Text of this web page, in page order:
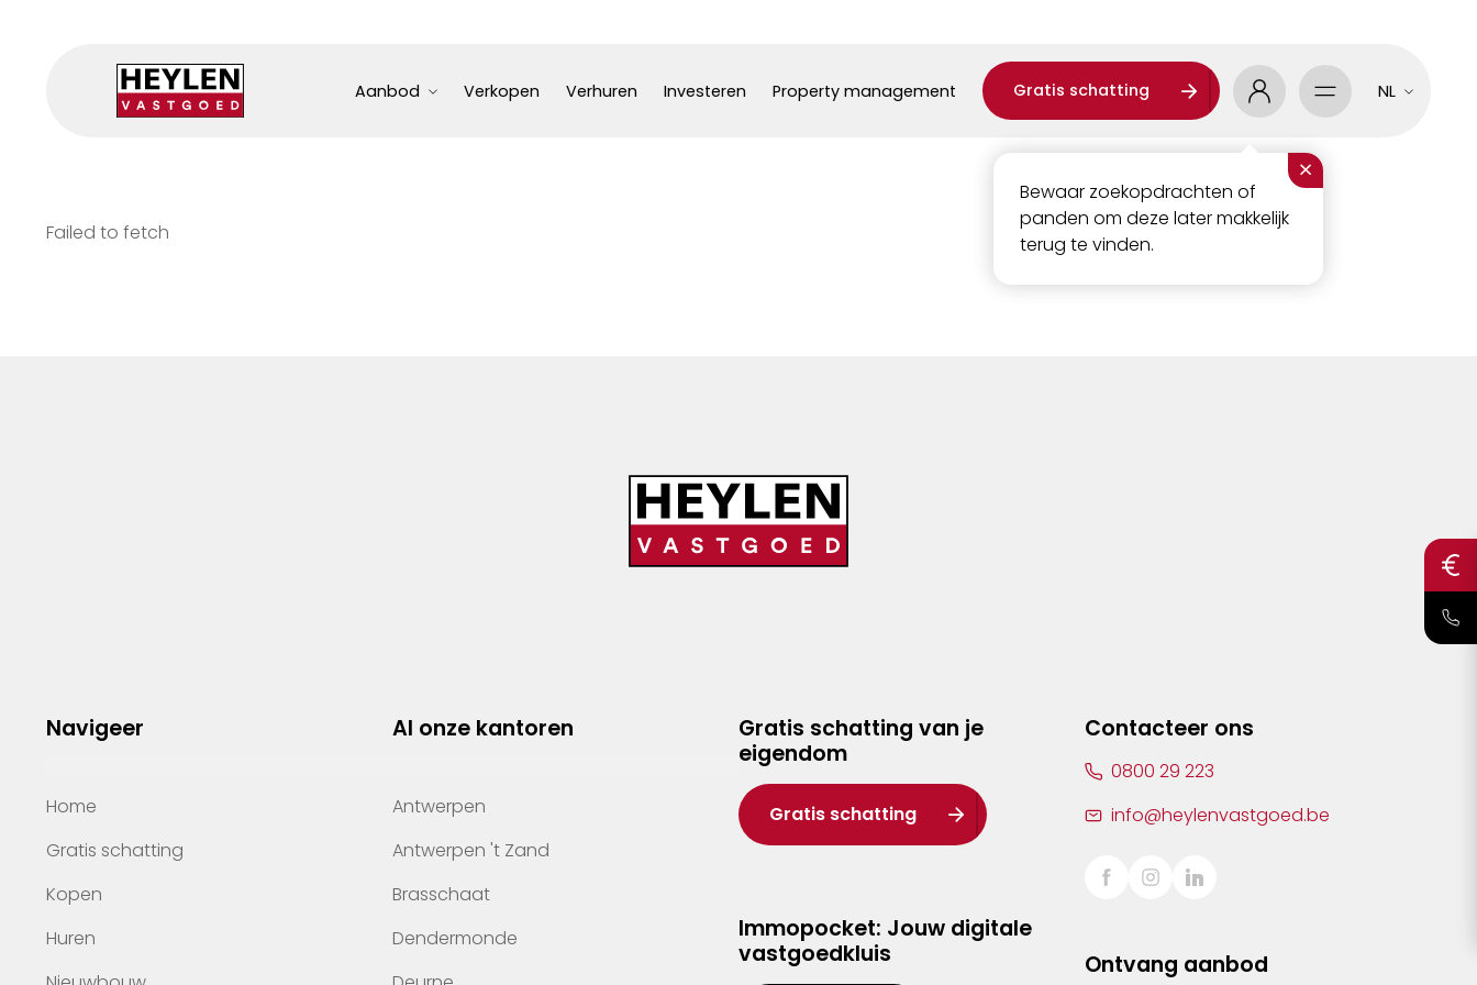
Aanbod Verkopen Verhuren Investeren Property management Gratis schatting
×
Bewaar zoekopdrachten of
panden om deze later makkelijk
terug te vinden.
NL
Failed to fetch
Navigeer
Home
Gratis schatting
Kopen
Huren
Al onze kantoren
Antwerpen
Antwerpen 't Zand
Brasschaat
Dendermonde
Gratis schatting van je
eigendom
Gratis schatting
Immopocket: Jouw digitale
vastgoedkluis
Contacteer ons
0800 29 223
info@heylenvastgoed.be
Ontvang aanbod